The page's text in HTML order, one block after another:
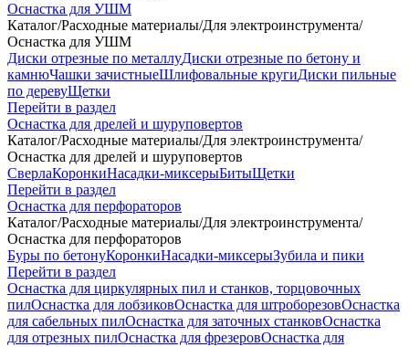
Оснастка для УШМ
Каталог/Расходные материалы/Для электроинструмента/
Оснастка для УШМ
Диски отрезные по металлуДиски отрезные по бетону и
камнюЧашки зачистныеШлифовальные кругиДиски пильные
по деревуЩетки
Перейти в раздел
Оснастка для дрелей и шуруповертов
Каталог/Расходные материалы/Для электроинструмента/
Оснастка для дрелей и шуруповертов
СверлаКоронкиНасадки-миксерыБитыЩетки
Перейти в раздел
Оснастка для перфораторов
Каталог/Расходные материалы/Для электроинструмента/
Оснастка для перфораторов
Буры по бетонуКоронкиНасадки-миксерыЗубила и пики
Перейти в раздел
Оснастка для циркулярных пил и станков, торцовочных
пилОснастка для лобзиковОснастка для штроборезовОснастка
для сабельных пилОснастка для заточных станковОснастка
для отрезных пилОснастка для фрезеровОснастка для